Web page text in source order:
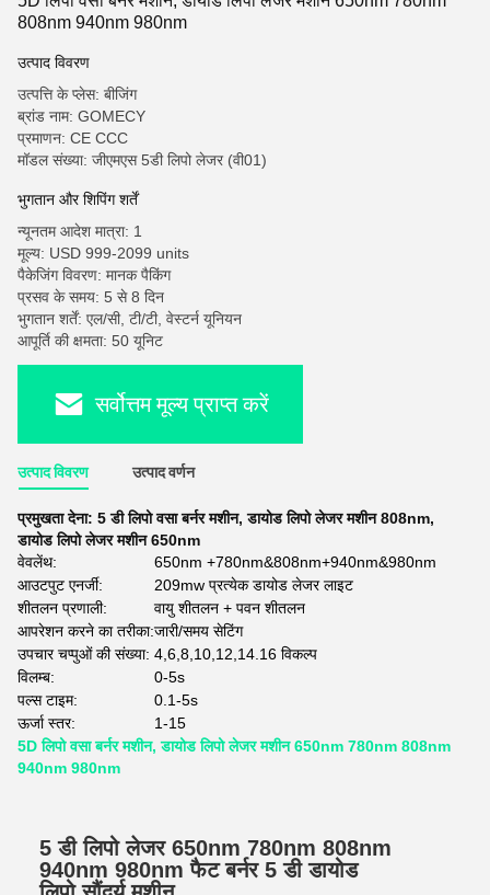
808nm 940nm 980nm
उत्पाद विवरण
उत्पत्ति के प्लेस: बीजिंग
ब्रांड नाम: GOMECY
प्रमाणन: CE CCC
मॉडल संख्या: जीएमएस 5डी लिपो लेजर (वी01)
भुगतान और शिपिंग शर्तें
न्यूनतम आदेश मात्रा: 1
मूल्य: USD 999-2099 units
पैकेजिंग विवरण: मानक पैकिंग
प्रसव के समय: 5 से 8 दिन
भुगतान शर्तें: एल/सी, टी/टी, वेस्टर्न यूनियन
आपूर्ति की क्षमता: 50 यूनिट
सर्वोत्तम मूल्य प्राप्त करें
उत्पाद विवरण उत्पाद वर्णन
प्रमुखता देना: 5 डी लिपो वसा बर्नर मशीन,डायोड लिपो लेजर मशीन 808nm,
डायोड लिपो लेजर मशीन 650nm
वेवलेंथ:
650nm +780nm&808nm+940nm&980nm
आउटपुट एनर्जी:
209mw प्रत्येक डायोड लेजर लाइट
शीतलन प्रणाली:
वायु शीतलन + पवन शीतलन
आपरेशन करने का तरीका:जारी/समय सेटिंग
उपचार चप्पुओं की संख्या: 4,6,8,10,12,14.16 विकल्प
विलम्ब:
0-5s
पल्स टाइम:
0.1-5s
ऊर्जा स्तर:
1-15
5D लिपो वसा बर्नर मशीन, डायोड लिपो लेजर मशीन 650nm 780nm 808nm
940nm 980nm
5 डी लिपो लेजर 650nm 780nm 808nm
940nm 980nm फैट बर्नर 5 डी डायोड